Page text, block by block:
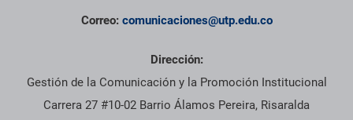
Correo: comunicaciones@utp.edu.co
Dirección:
Gestión de la Comunicación y la Promoción Institucional
Carrera 27 #10-02 Barrio Álamos Pereira, Risaralda